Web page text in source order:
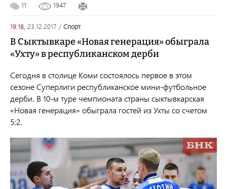
11 1947
19:18, 23.12.2017 / спорт
В Сыктывкаре «Новая генерация» обыграла
«Ухту» в республиканском дерби
Сегодня в столице Коми состоялось первое в этом
сезоне Суперлиги республиканское мини-футбольное
дерби. В 10-м туре чемпионата страны сыктывкарская
«Новая генерация» обыграла гостей из Ухты со счетом
5:2.